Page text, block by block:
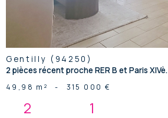
Gentilly (94250)
2 pièces récent proche RER B et Paris XIVè.
49,98 m² - 315 000 €
2 1